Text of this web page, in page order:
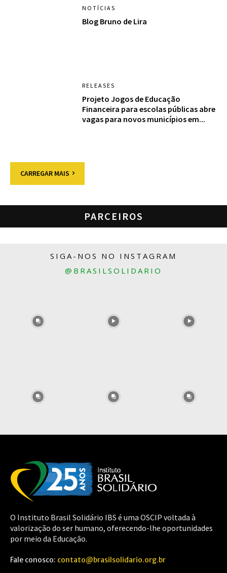
NOTÍCIAS
Blog Bruno de Lira
RELEASES
Projeto Jogos de Educação
Financeira para escolas públicas abre
vagas para novos municípios em...
CARREGAR MAIS
PARCEIROS
SIGA-NOS NO INSTAGRAM
@BRASILSOLIDARIO
O Instituto Brasil Solidário IBS é uma OSCIP voltada à
valorização do ser humano, oferecendo-lhe oportunidades
por meio da Educação.
Fale conosco: contato@brasilsolidario.org.br